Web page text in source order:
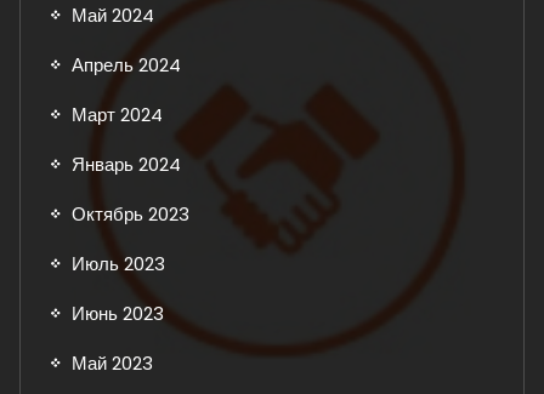
Май 2024
Апрель 2024
Март 2024
Январь 2024
Октябрь 2023
Июль 2023
Июнь 2023
Май 2023